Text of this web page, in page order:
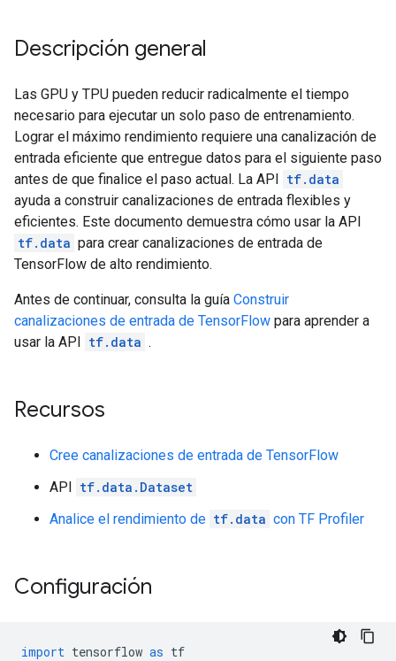
Descripción general
Las GPU y TPU pueden reducir radicalmente el tiempo
necesario para ejecutar un solo paso de entrenamiento.
Lograr el máximo rendimiento requiere una canalización de
entrada eficiente que entregue datos para el siguiente paso
antes de que finalice el paso actual. La API tf.data
ayuda a construir canalizaciones de entrada flexibles y
eficientes. Este documento demuestra cómo usar la API
tf.data para crear canalizaciones de entrada de
TensorFlow de alto rendimiento.
Antes de continuar, consulta la guía Construir
canalizaciones de entrada de TensorFlow para aprender a
usar la API tf.data .
Recursos
Cree canalizaciones de entrada de TensorFlow
API tf.data.Dataset
Analice el rendimiento de tf.data con TF Profiler
Configuración
import tensorflow as tf